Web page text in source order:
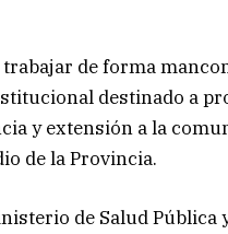
de forma
destinado a
y extensión a la
de la Provincia.
de Salud Pública